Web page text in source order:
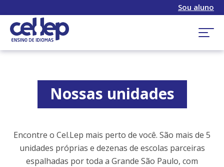
Sou aluno
Nossas unidades
Encontre o Cel.Lep mais perto de você. São mais de 5
unidades próprias e dezenas de escolas parceiras
espalhadas por toda a Grande São Paulo, com